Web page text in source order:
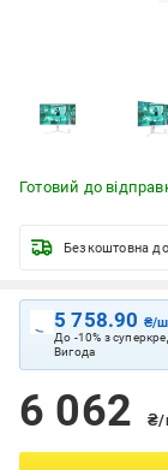
Готовий до
Безкоштовна
5 758.90 ₴/
До -10% з
Вигода
6 062 ₴/